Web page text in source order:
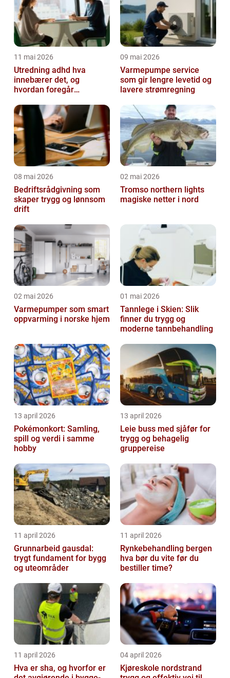
11 mai 2026
Utredning adhd hva
innebærer det, og
hvordan foregår
09 mai 2026
Varmepumpe service
som gir lengre levetid og
lavere strømregning
08 mai 2026
Bedriftsrådgivning som
skaper trygg og lønnsom
drift
02 mai 2026
Tromso northern lights
magiske netter i nord
02 mai 2026
Varmepumper som smart
oppvarming i norske hjem
01 mai 2026
Tannlege i Skien: Slik
finner du trygg og
moderne tannbehandling
13 april 2026
Pokémonkort: Samling,
spill og verdi i samme
hobby
13 april 2026
Leie buss med sjåfør for
trygg og behagelig
gruppereise
11 april 2026
Grunnarbeid gausdal:
trygt fundament for bygg
og uteområder
11 april 2026
Rynkebehandling bergen
hva bør du vite før du
bestiller time?
11 april 2026
Hva er sha, og hvorfor er
04 april 2026
Kjøreskole nordstrand